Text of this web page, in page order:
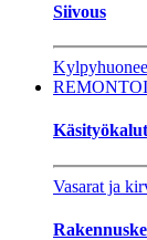
Siivous
Käsityökalut
Vasarat ja